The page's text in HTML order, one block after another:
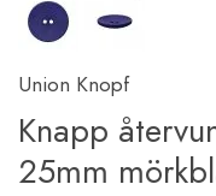
Union Knopf
Knapp
25mm